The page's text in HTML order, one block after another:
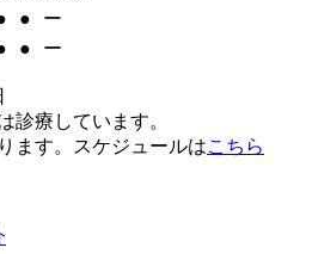
●
ー
● ー
診療しています。
ます。スケジュールはこちら